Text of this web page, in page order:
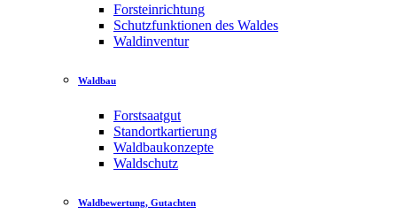
Forsteinrichtung
Schutzfunktionen des Waldes
Waldinventur
Waldbau
Forstsaatgut
Standortkartierung
Waldbaukonzepte
Waldschutz
Waldbewertung, Gutachten